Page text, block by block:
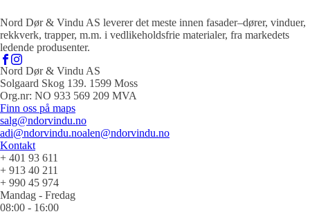
Nord Dør & Vindu AS leverer det meste innen fasader–dører, vinduer,
rekkverk, trapper, m.m. i vedlikeholdsfrie materialer, fra markedets
ledende produsenter.
Nord Dør & Vindu AS
Solgaard Skog 139. 1599 Moss
Org.nr: NO 933 569 209 MVA
Finn oss på maps
salg@ndorvindu.no
adi@ndorvindu.noalen@ndorvindu.no
Kontakt
+ 401 93 611
+ 913 40 211
+ 990 45 974
Mandag - Fredag
08:00 - 16:00